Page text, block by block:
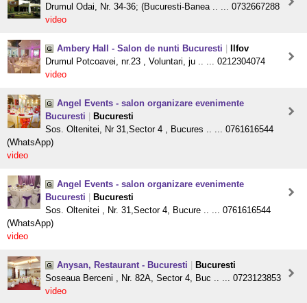
Drumul Odai, Nr. 34-36; (Bucuresti-Banea .. ... 0732667288
video
Ambery Hall - Salon de nunti Bucuresti
Ilfov
Drumul Potcoavei, nr.23 , Voluntari, ju .. ... 0212304074
video
Angel Events - salon organizare evenimente
Bucuresti
Bucuresti
Sos. Oltenitei, Nr 31,Sector 4 , Bucures .. ... 0761616544
(WhatsApp)
video
Angel Events - salon organizare evenimente
Bucuresti
Bucuresti
Sos. Oltenitei , Nr. 31,Sector 4, Bucure .. ... 0761616544
(WhatsApp)
video
Anysan, Restaurant - Bucuresti
Bucuresti
Soseaua Berceni , Nr. 82A, Sector 4, Buc .. ... 0723123853
video